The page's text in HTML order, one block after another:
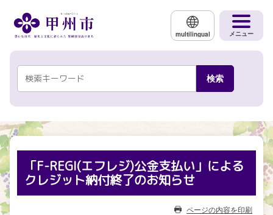
multilingual メニュー
「F-REGI(エフレジ)公金支払い」による
クレジット納付終了のお知らせ
ページの内容を印刷